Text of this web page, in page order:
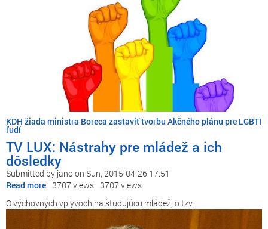
KDH žiada ministra Boreca zastaviť tvorbu Akčného plánu pre LGBTI
ľudí
TV LUX: Nástrahy pre mládež a ich
dôsledky
Submitted by janoon Sun, 2015-04-26 17:51
Read more about
TV
LUX:
3707 views 3707 views
O výchovných vplyvoch na študujúcu mládež, o tzv.